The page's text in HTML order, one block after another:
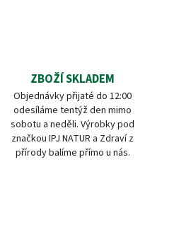
ZBOŽÍ SKLADEM
Objednávky přijaté do 12:00
odesíláme tentýž den mimo
sobotu a neděli. Výrobky pod
značkou IPJ NATUR a Zdraví z
přírody balíme přímo u nás.